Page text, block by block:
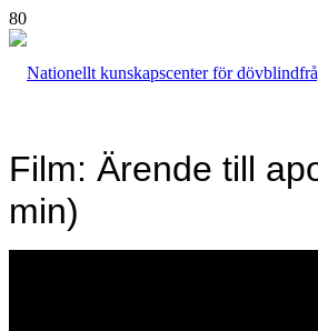
Film: Ärende till
min)